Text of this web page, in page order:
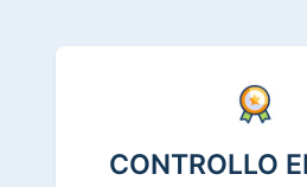
CONTROLLO